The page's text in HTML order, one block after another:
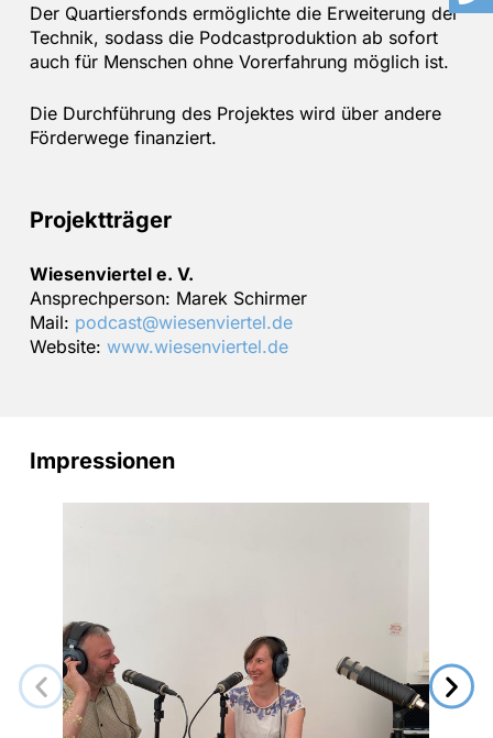
Der Quartiersfonds ermöglichte die Erweiterung der
Technik, sodass die Podcastproduktion ab sofort
auch für Menschen ohne Vorerfahrung möglich ist.
Die Durchführung des Projektes wird über andere
Förderwege finanziert.
Projektträger
Wiesenviertel e. V.
Ansprechperson: Marek Schirmer
Mail: podcast@wiesenviertel.de
Website:www.wiesenviertel.de
Impressionen